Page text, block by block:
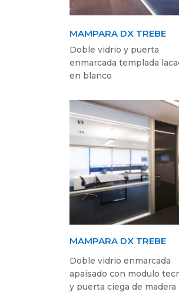
MAMPARA DX TREBE
Doble vidrio y puerta
enmarcada templada
en blanco
MAMPARA DX TREBE
Doble vidrio enmarcada
apaisado con modulo
y puerta ciega de madera